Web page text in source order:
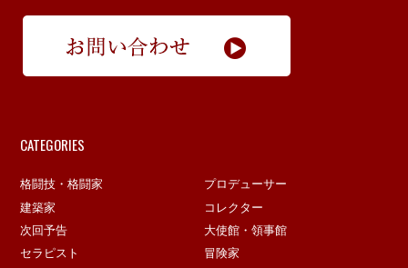
CATEGORIES
格闘技・格闘家
プロデューサー
建築家
コレクター
次回予告
大使館・領事館
セラピスト
冒険家